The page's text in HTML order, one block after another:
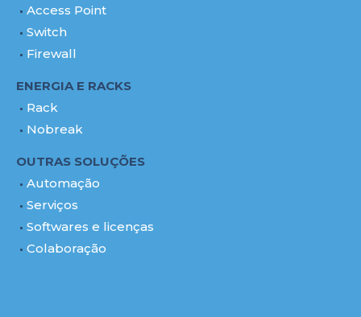
Access Point
Switch
Firewall
ENERGIA E RACKS
Rack
Nobreak
OUTRAS SOLUÇÕES
Automação
Serviços
Softwares e licenças
Colaboração